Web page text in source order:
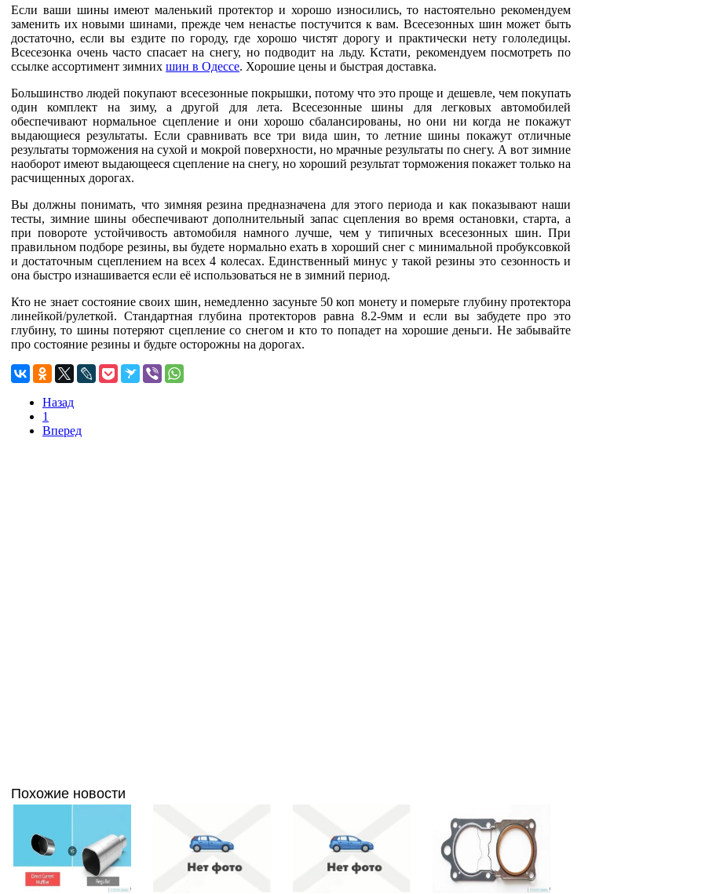
Если ваши шины имеют маленький протектор и хорошо износились, то настоятельно рекомендуем
заменить их новыми шинами, прежде чем ненастье постучится к вам. Всесезонных шин может быть
достаточно, если вы ездите по городу, где хорошо чистят дорогу и практически нету гололедицы.
Всесезонка очень часто спасает на снегу, но подводит на льду. Кстати, рекомендуем посмотреть по
ссылке ассортимент зимних шин в Одессе. Хорошие цены и быстрая доставка.
Большинство людей покупают всесезонные покрышки, потому что это проще и дешевле, чем покупать
один комплект на зиму, а другой для лета. Всесезонные шины для легковых автомобилей
обеспечивают нормальное сцепление и они хорошо сбалансированы, но они ни когда не покажут
выдающиеся результаты. Если сравнивать все три вида шин, то летние шины покажут отличные
результаты торможения на сухой и мокрой поверхности, но мрачные результаты по снегу. А вот зимние
наоборот имеют выдающееся сцепление на снегу, но хороший результат торможения покажет только на
расчищенных дорогах.
Вы должны понимать, что зимняя резина предназначена для этого периода и как показывают наши
тесты, зимние шины обеспечивают дополнительный запас сцепления во время остановки, старта, а
при повороте устойчивость автомобиля намного лучше, чем у типичных всесезонных шин. При
правильном подборе резины, вы будете нормально ехать в хороший снег с минимальной пробуксовкой
и достаточным сцеплением на всех 4 колесах. Единственный минус у такой резины это сезонность и
она быстро изнашивается если её использоваться не в зимний период.
Кто не знает состояние своих шин, немедленно засуньте 50 коп монету и померьте глубину протектора
линейкой/рулеткой. Стандартная глубина протекторов равна 8.2-9мм и если вы забудете про это
глубину, то шины потеряют сцепление со снегом и кто то попадет на хорошие деньги. Не забывайте
про состояние резины и будьте осторожны на дорогах.
Назад
1
Вперед
Похожие новости